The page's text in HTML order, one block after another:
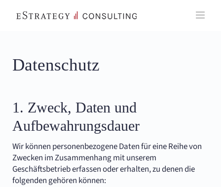
Datenschutz
1. Zweck, Daten und
Aufbewahrungsdauer
Wir können personenbezogene Daten für eine Reihe von
Zwecken im Zusammenhang mit unserem
Geschäftsbetrieb erfassen oder erhalten, zu denen die
folgenden gehören können: